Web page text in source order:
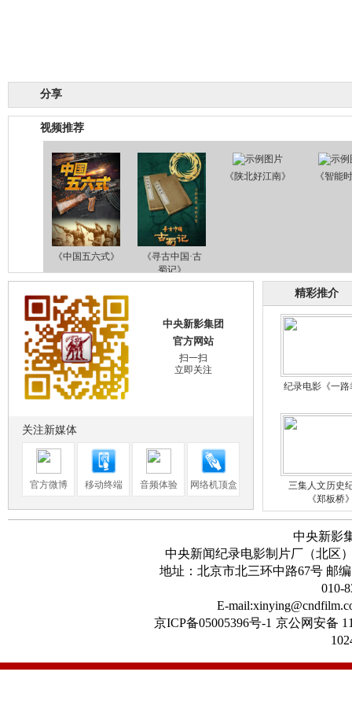
分享
视频推荐
《中国五六式》
《寻古中国·古
蜀记》
《陕北好江南》 《智能
中央新影集团
官方网站
扫一扫
立即关注
关注新媒体
官方微博 移动终端 音频体验 网络机顶盒
精彩推介
纪录电影《一路
三集人文历史
《郑板桥
中央新影
中央新闻纪录电影制片厂（北区
地址：北京市北三环中路67号 邮
010-
E-
京ICP备05005396号-1 京公网安备